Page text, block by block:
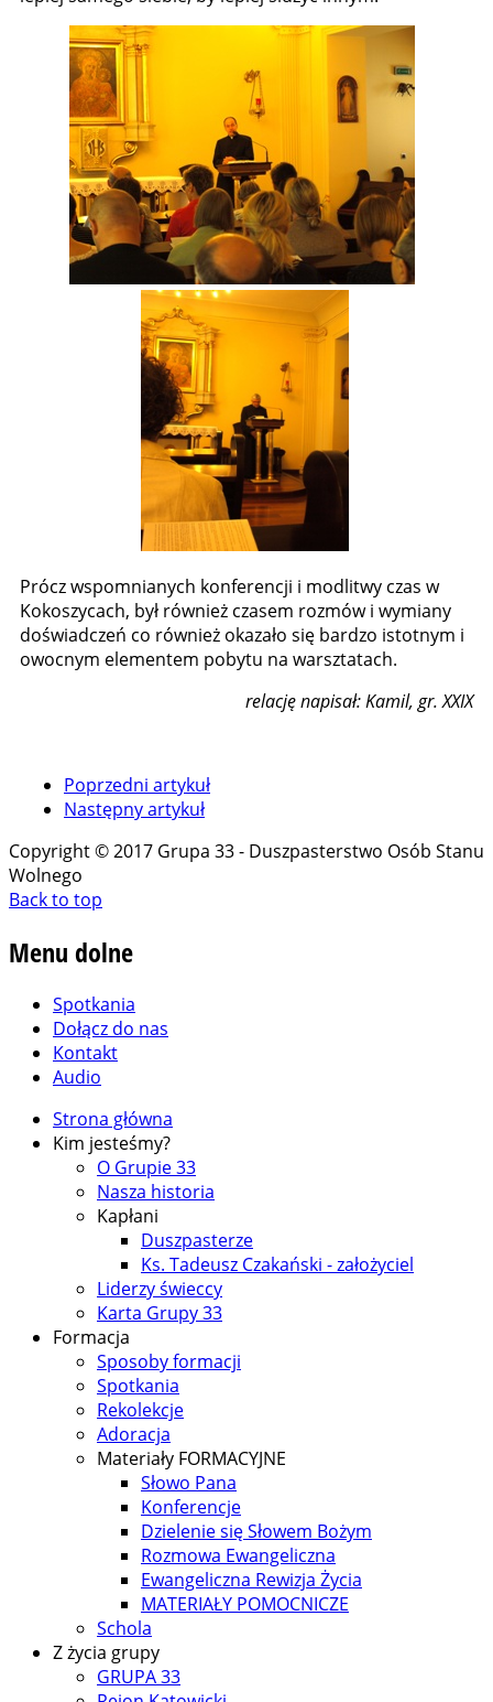
Prócz wspomnianych konferencji i modlitwy czas w
Kokoszycach, był również czasem rozmów i wymiany
doświadczeń co również okazało się bardzo istotnym i
owocnym elementem pobytu na warsztatach.
relację napisał: Kamil, gr. XXIX
Poprzedni artykuł
Następny artykuł
Copyright © 2017 Grupa 33 - Duszpasterstwo Osób Stanu
Wolnego
Back to top
Menu dolne
Spotkania
Dołącz do nas
Kontakt
Audio
Strona główna
Kim jesteśmy?
O Grupie 33
Nasza historia
Kapłani
Duszpasterze
Ks. Tadeusz Czakański - założyciel
Liderzy świeccy
Karta Grupy 33
Formacja
Sposoby formacji
Spotkania
Rekolekcje
Adoracja
Materiały FORMACYJNE
Słowo Pana
Konferencje
Dzielenie się Słowem Bożym
Rozmowa Ewangeliczna
Ewangeliczna Rewizja Życia
MATERIAŁY POMOCNICZE
Schola
Z życia grupy
GRUPA 33